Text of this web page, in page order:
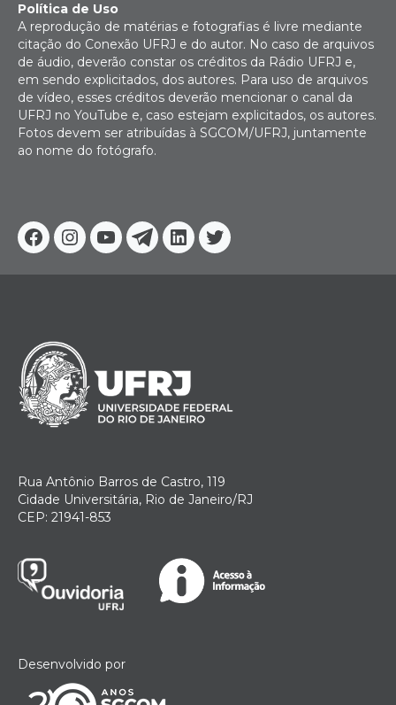
Facebook
Instagram
YoutubeTelegram
Linkedin
Twitter
Política de Uso
A reprodução de matérias e fotografias é livre mediante
citação do Conexão UFRJ e do autor. No caso de arquivos
de áudio, deverão constar os créditos da Rádio UFRJ e,
em sendo explicitados, dos autores. Para uso de arquivos
de vídeo, esses créditos deverão mencionar o canal da
UFRJ no YouTube e, caso estejam explicitados, os autores.
Fotos devem ser atribuídas à SGCOM/UFRJ, juntamente
ao nome do fotógrafo.
Rua Antônio Barros de Castro, 119
Cidade Universitária, Rio de Janeiro/RJ
CEP: 21941-853
Desenvolvido por